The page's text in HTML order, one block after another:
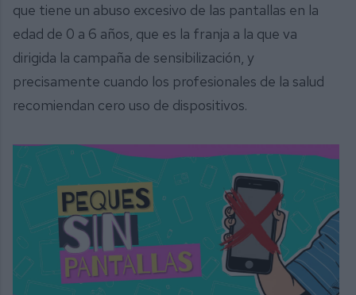
que tiene un abuso excesivo de las pantallas en la
edad de 0 a 6 años, que es la franja a la que va
dirigida la campaña de sensibilización, y
precisamente cuando los profesionales de la salud
recomiendan cero uso de dispositivos.